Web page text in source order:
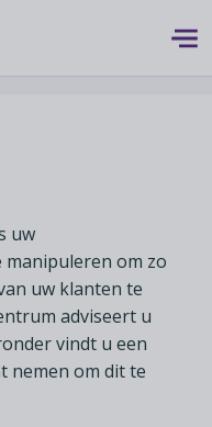
uw
om zo
uw klanten te
adviseert u
vindt u een
nemen om dit te